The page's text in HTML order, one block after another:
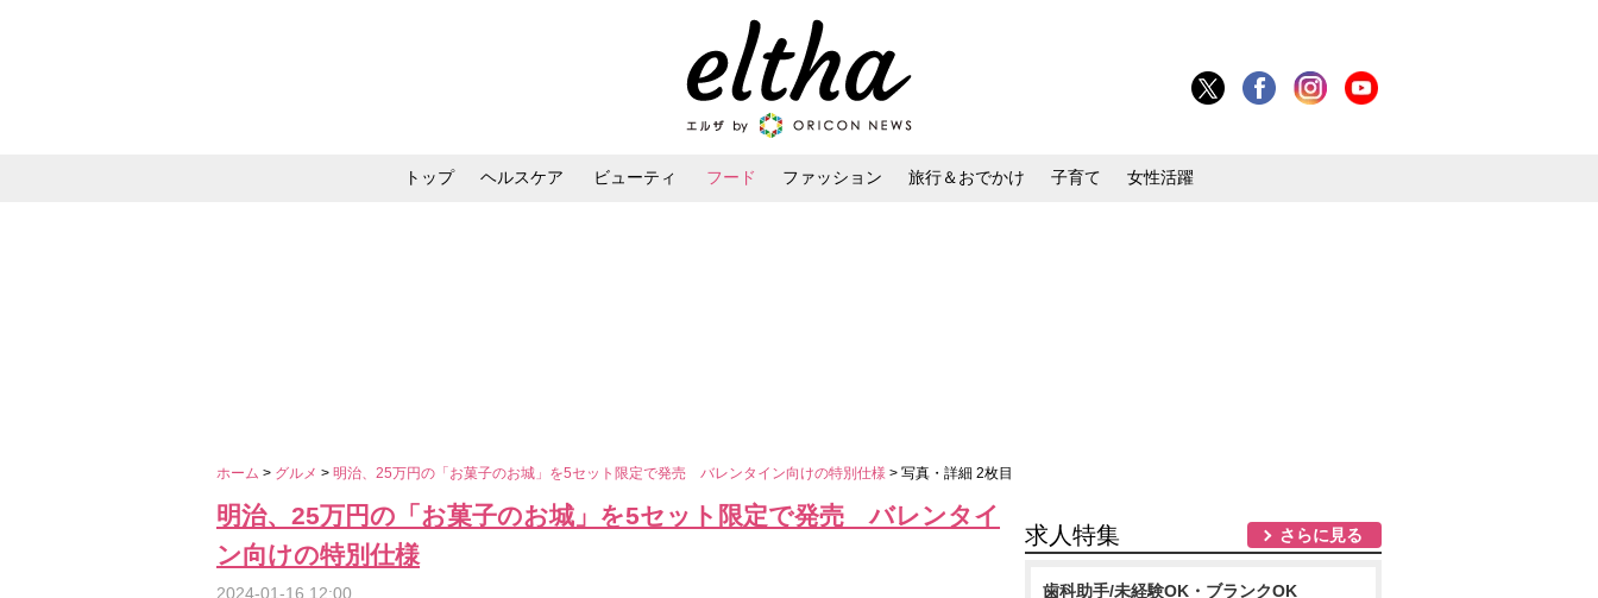
トップ ヘルスケア ビューティ フード ファッション 旅行＆おでかけ 子育て 女性活躍
ホーム > グルメ > 明治、25万円の「お菓子のお城」を5セット限定で発売 バレンタイン向けの特別仕様 > 写真・詳細 2枚目
明治、25万円の「お菓子のお城」を5セット限定で発売 バレンタイ
ン向けの特別仕様
2024-01-16 12:00
求人特集 さらに見る
歯科助手/未経験OK・ブランクOK